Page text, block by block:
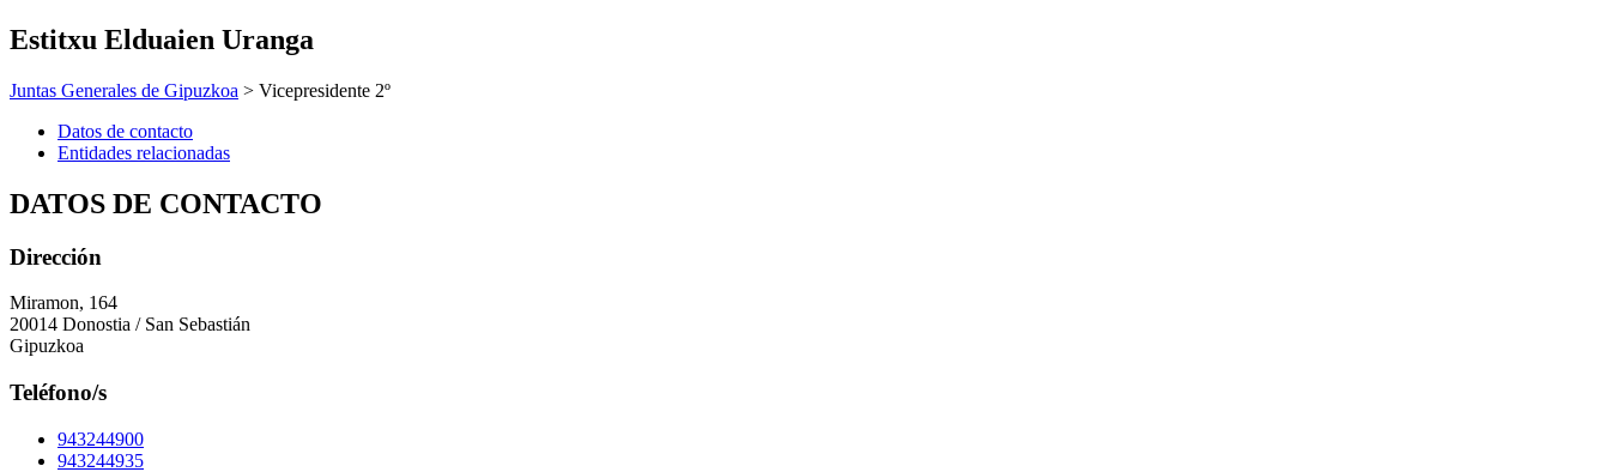
Estitxu Elduaien Uranga
Juntas Generales de Gipuzkoa > Vicepresidente 2º
Datos de contacto
Entidades relacionadas
DATOS DE CONTACTO
Dirección
Miramon, 164
20014 Donostia / San Sebastián
Gipuzkoa
Teléfono/s
943244900
943244935